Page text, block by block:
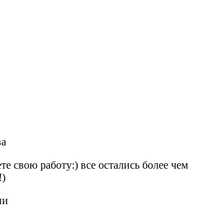
свою работу:) все остались более чем